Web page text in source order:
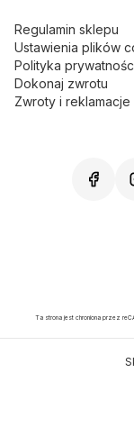
Regulamin sklepu
Ustawienia plików
Polityka
Dokonaj zwrotu
Zwroty i reklamacje
Ta strona jest chroniona przez